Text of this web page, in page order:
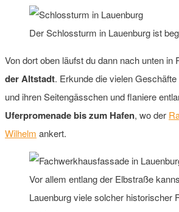
Der Schlossturm in Lauenburg ist
Von dort oben läufst du dann nach unten in
der Altstadt. Erkunde die vielen
und ihren Seitengässchen und flaniere
Uferpromenade bis zum Hafen, wo der
Wilhelm ankert.
Vor allem entlang der Elbstraße
Lauenburg viele solcher historischer